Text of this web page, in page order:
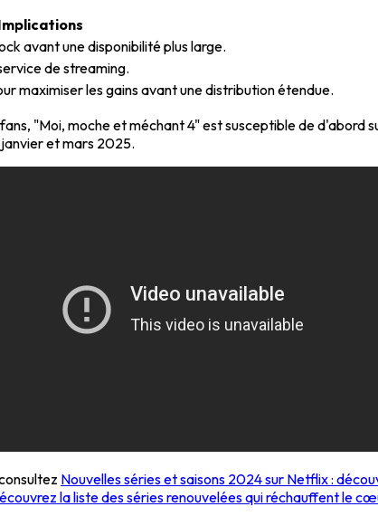
avant une disponibilité plus large.
de streaming.
maximiser les gains avant une distribution étendue.
"Moi, moche et méchant 4" est susceptible de d'abord
et mars 2025.
Nouvelles séries et saisons 2024 sur Netflix :
la liste des séries renouvelées qui réchauffent le